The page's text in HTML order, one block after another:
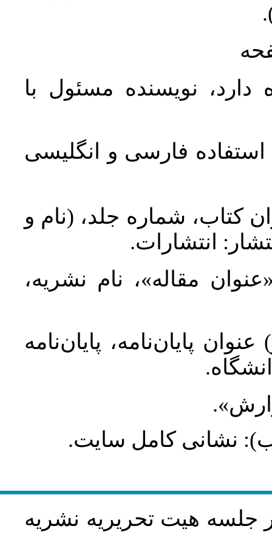
نویسنده مسئول با
استفاده فارسی و انگلیسی
کتاب، شماره جلد، (نام و
انتشارات.
مقاله»، نام نشریه،
پایان‌نامه، پایان‌نامه
نشانی کامل سایت.
جلسه هيت تحريريه نشريه